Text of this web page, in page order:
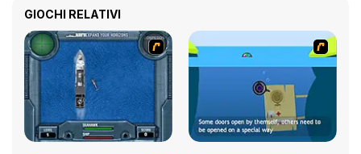
GIOCHI RELATIVI